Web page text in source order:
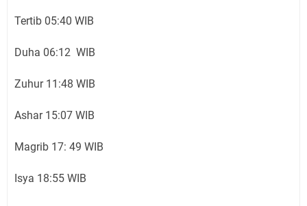
Tertib 05:40 WIB
Duha 06:12 WIB
Zuhur 11:48 WIB
Ashar 15:07 WIB
Magrib 17: 49 WIB
Isya 18:55 WIB